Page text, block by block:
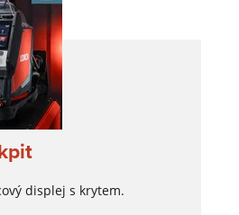
displej s krytem.